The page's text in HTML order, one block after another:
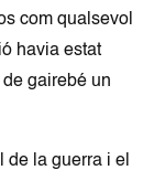
com qualsevol
havia estat
gairebé un
de la guerra i el